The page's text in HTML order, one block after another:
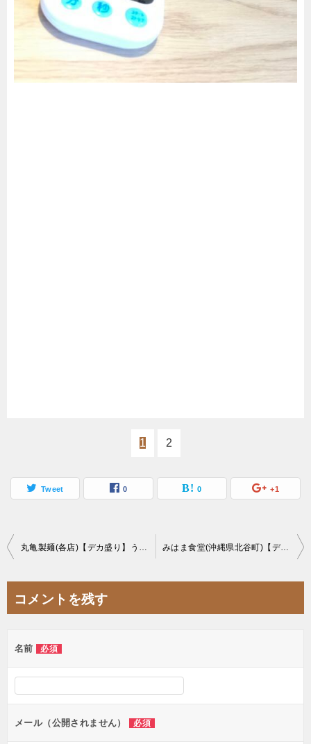
1 2
Tweet 0 0 +1
投
ビ
ー
シ
ン
みはま食堂(沖縄県北谷町)【デカ盛り】沖縄名物数量限定山盛り骨汁が旨すぎて即売り切れる大繁盛店【デカ盛り】
コメントを残す
名前 必須
メール（公開されません） 必須